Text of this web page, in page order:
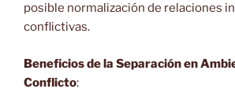
posible normalización de relaciones
conflictivas.
Beneficios de la Separación en
Conflicto: